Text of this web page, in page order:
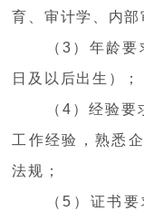
育、审计学、内部
（3）年龄
日及以后出生）；
（4）经验
工作经验，熟悉
法规；
（5）证书